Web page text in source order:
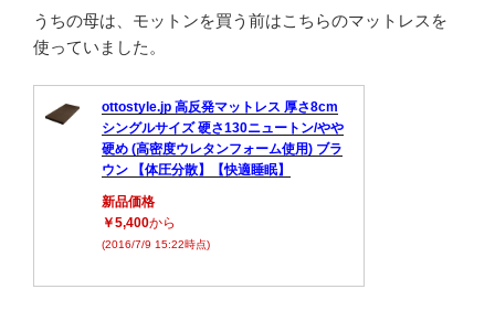
うちの母は、モットンを買う前はこちらのマットレスを
使っていました。
ottostyle.jp 高反発マットレス 厚さ8cm
シングルサイズ 硬さ130ニュートン/やや
硬め (高密度ウレタンフォーム使用) ブラ
ウン 【体圧分散】【快適睡眠】
新品価格
￥5,400から
(2016/7/9 15:22時点)